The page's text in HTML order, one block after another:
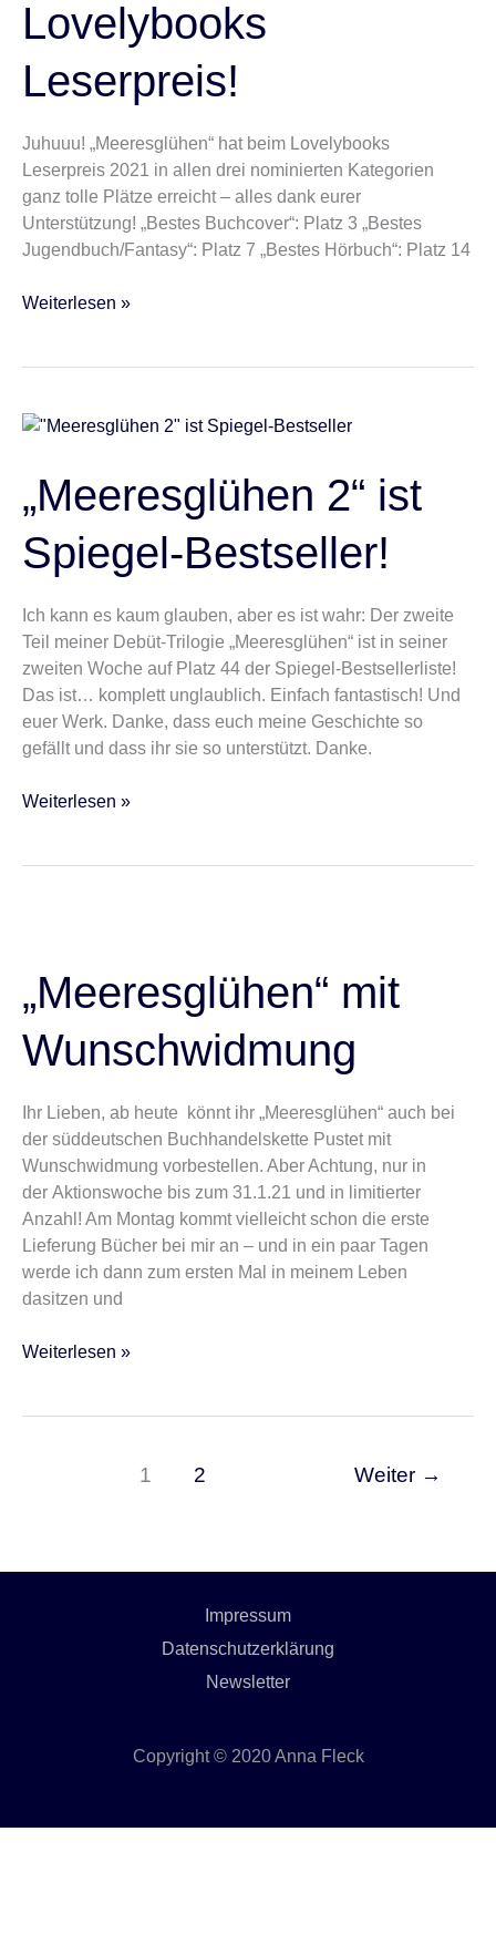
Lovelybooks
Leserpreis!
Juhuuu! „Meeresglühen“ hat beim Lovelybooks
Leserpreis 2021 in allen drei nominierten Kategorien
ganz tolle Plätze erreicht – alles dank eurer
Unterstützung! „Bestes Buchcover“: Platz 3 „Bestes
Jugendbuch/Fantasy“: Platz 7 „Bestes Hörbuch“: Platz 14
Weiterlesen »
„Meeresglühen 2“ ist
Spiegel-Bestseller!
Ich kann es kaum glauben, aber es ist wahr: Der zweite
Teil meiner Debüt-Trilogie „Meeresglühen“ ist in seiner
zweiten Woche auf Platz 44 der Spiegel-Bestsellerliste!
Das ist… komplett unglaublich. Einfach fantastisch! Und
euer Werk. Danke, dass euch meine Geschichte so
gefällt und dass ihr sie so unterstützt. Danke.
„Meeresglühen
Spiegel-
Weiterlesen »
„Meeresglühen“ mit
Wunschwidmung
Ihr Lieben, ab heute könnt ihr „Meeresglühen“ auch bei
der süddeutschen Buchhandelskette Pustet mit
Wunschwidmung vorbestellen. Aber Achtung, nur in
der Aktionswoche bis zum 31.1.21 und in limitierter
Anzahl! Am Montag kommt vielleicht schon die erste
Lieferung Bücher bei mir an – und in ein paar Tagen
werde ich dann zum ersten Mal in meinem Leben
dasitzen und
Wunschwidmung
Weiterlesen »
1 2 Weiter →
Impressum
Datenschutzerklärung
Newsletter
Copyright © 2020 Anna Fleck